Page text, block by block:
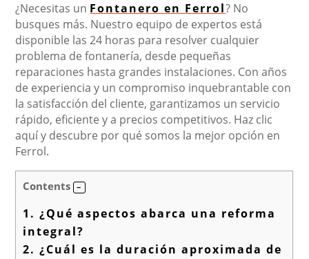
¿Necesitas un Fontanero en Ferrol? No
busques más. Nuestro equipo de expertos está
disponible las 24 horas para resolver cualquier
problema de fontanería, desde pequeñas
reparaciones hasta grandes instalaciones. Con años
de experiencia y un compromiso inquebrantable con
la satisfacción del cliente, garantizamos un servicio
rápido, eficiente y a precios competitivos. Haz clic
aquí y descubre por qué somos la mejor opción en
Ferrol.
Contents
1. ¿Qué aspectos abarca una reforma
integral?
2. ¿Cuál es la duración aproximada de